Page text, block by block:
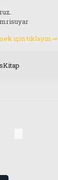
için tıklayın ⇒